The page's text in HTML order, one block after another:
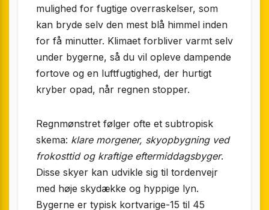
mulighed for fugtige overraskelser, som
kan bryde selv den mest blå himmel inden
for få minutter. Klimaet forbliver varmt selv
under bygerne, så du vil opleve dampende
fortove og en luftfugtighed, der hurtigt
kryber opad, når regnen stopper.
Regnmønstret følger ofte et subtropisk
skema: klare morgener, skyopbygning ved
frokosttid og kraftige eftermiddagsbyger.
Disse skyer kan udvikle sig til tordenvejr
med høje skydække og hyppige lyn.
Bygerne er typisk kortvarige-15 til 45